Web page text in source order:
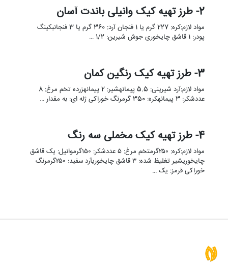
2- طرز تهیه کیک وانیلی باندت آسان
مواد لازم:کره: 227 گرم یا 1 فنجان آرد: 360 گرم یا 3 فنجانبکینگ
پودر: 1 قاشق چایخوری جوش شیرین: 1/2 …
3- طرز تهیه کیک رنگین کمان
مواد لازم:آرد شیرینی: 5.5 پیمانهشیر: 2 پیمانهزرده تخم مرغ: 8
عددشکر: 3 پیمانهکره: 350 گرمرنگ خوراکی ژله ای: به مقدار …
4- طرز تهیه کیک مخملی سه رنگ
مواد لازم:کره: ۲۵۰گرمتخم مرغ: ۵ عددشکر: ۱۵۰گرموانیل: یک قاشق
چایخوریشیر تغلیظ شده: ۳ قاشق چایخوریآرد سفید: ۲۵۰گرمرنگ
خوراکی قرمز: یک …